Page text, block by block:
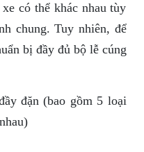
có thể khác nhau tùy
chung. Tuy nhiên, để
bị đầy đủ bộ lễ cúng
đặn (bao gồm 5 loại